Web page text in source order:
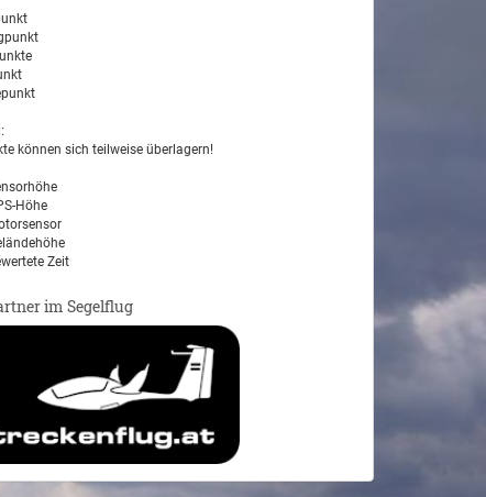
können sich teilweise überlagern!
Höhe
Zeit
im Segelflug